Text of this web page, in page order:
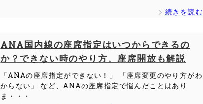
続きを読む
ANA国内線の座席指定はいつからできるの
か？できない時のやり方、座席開放も解説
「ANAの座席指定ができない！」 「座席変更のやり方がわ
からない」 など、ANAの座席指定で悩んだことはあり
ま・・・